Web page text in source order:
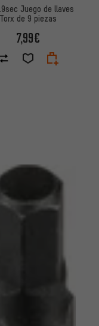
Juego de llaves
Torx de 9 piezas
7,99€